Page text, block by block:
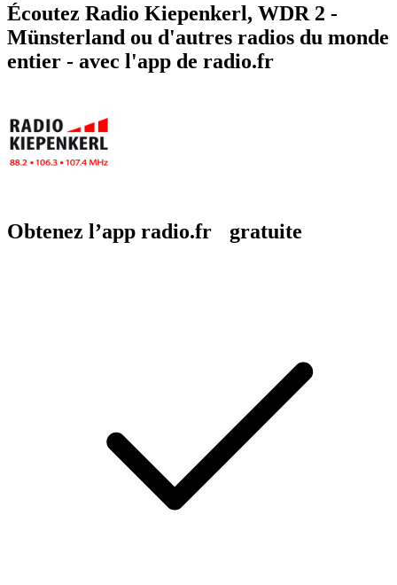
Écoutez Radio Kiepenkerl, WDR 2 -
Münsterland ou d'autres radios du monde
entier - avec l'app de radio.fr
Obtenez l’app radio.fr gratuite